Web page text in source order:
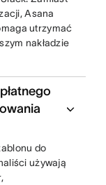
Asana
utrzymać
nakładzie
do
używają